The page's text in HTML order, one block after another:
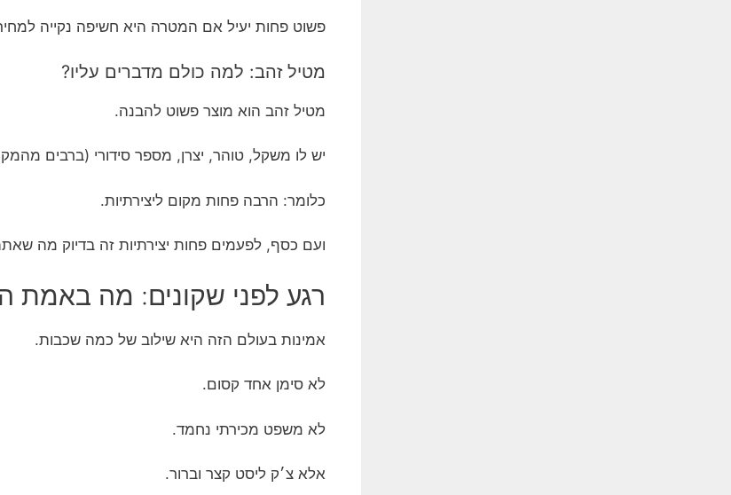
פשוט פחות יעיל אם המטרה היא חשיפה נקייה
מטיל זהב: למה כולם מדברים עליו?
מטיל זהב הוא מוצר פשוט להבנה.
יש לו משקל, טוהר, יצרן, מספר סידורי (ברבים
כלומר: הרבה פחות מקום ליצירתיות.
ועם כסף, לפעמים פחות יצירתיות זה בדיוק מה
רגע לפני שקונים: מה באמת
אמינות בעולם הזה היא שילוב של כמה שכבות.
לא סימן אחד קסום.
לא משפט מכירתי נחמד.
אלא צ׳ק ליסט קצר וברור.